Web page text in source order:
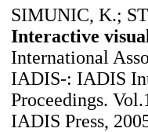
SIMUNIC, K.;
Interactive
International
IADIS-: IADIS
Proceedings.
IADIS Press,